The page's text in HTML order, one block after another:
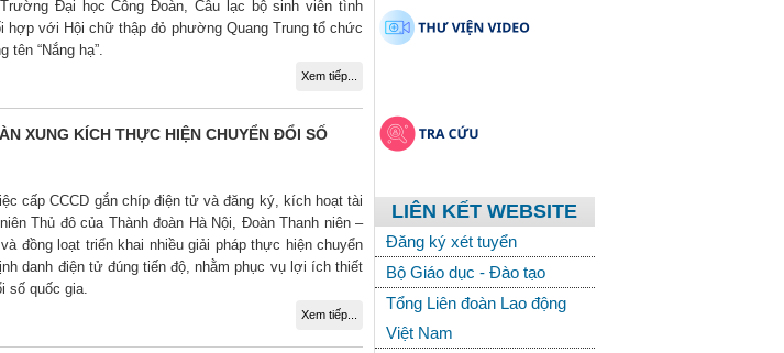
Đại học Công Đoàn, Câu lạc bộ sinh viên tình
hợp với Hội chữ thập đỏ phường Quang Trung tổ chức
“Nắng hạ”.
Xem tiếp...
XUNG KÍCH THỰC HIỆN CHUYỂN ĐỔI SỐ
cấp CCCD gắn chíp điện tử và đăng ký, kích hoạt tài
Thủ đô của Thành đoàn Hà Nội, Đoàn Thanh niên –
đồng loạt triển khai nhiều giải pháp thực hiện chuyển
danh điện tử đúng tiến độ, nhằm phục vụ lợi ích thiết
số quốc gia.
Xem tiếp...
LIÊN KẾT WEBSITE
Đăng ký xét tuyển
Bộ Giáo dục - Đào tạo
Tổng Liên đoàn Lao động
Việt Nam